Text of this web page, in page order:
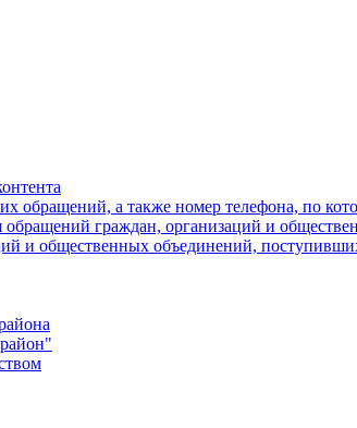
обращений, а также номер телефона, по
обращений граждан, организаций и
и общественных объединений,